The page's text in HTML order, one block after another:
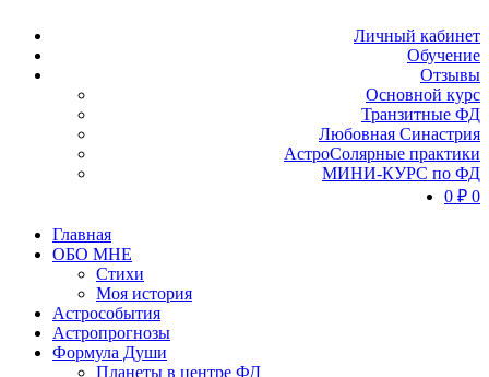
Личный кабинет
Обучение
Отзывы
Основной курс
Транзитные ФД
Любовная Синастрия
АстроСолярные практики
МИНИ-КУРС по ФД
0 ₽ 0
Главная
ОБО МНЕ
Стихи
Моя история
Астрособытия
Астропрогнозы
Формула Души
Планеты в центре ФД